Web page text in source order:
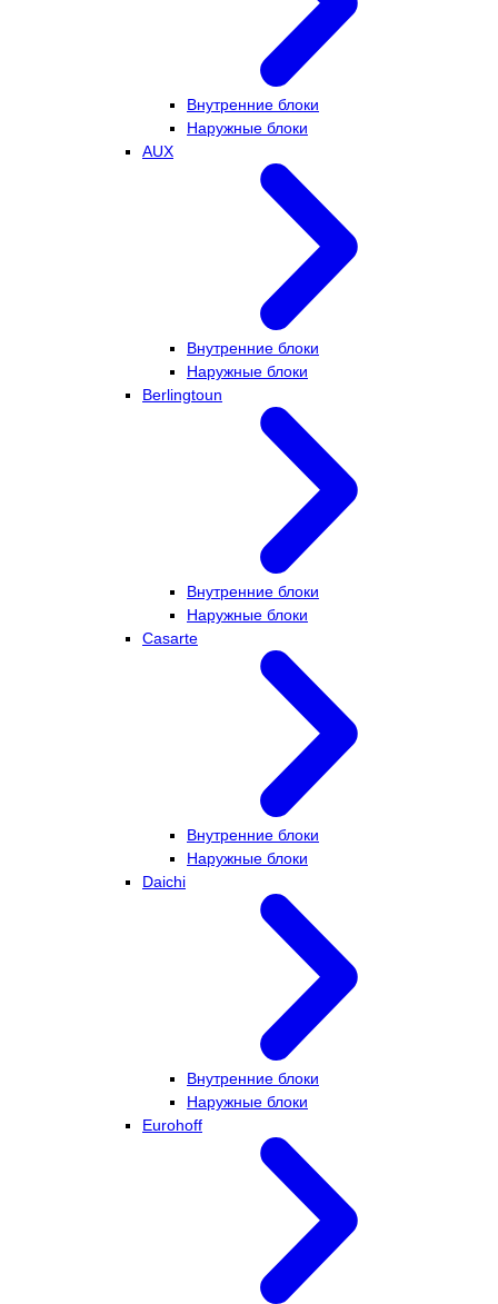
Внутренние блоки
Наружные блоки
AUX
Внутренние блоки
Наружные блоки
Berlingtoun
Внутренние блоки
Наружные блоки
Casarte
Внутренние блоки
Наружные блоки
Daichi
Внутренние блоки
Наружные блоки
Eurohoff